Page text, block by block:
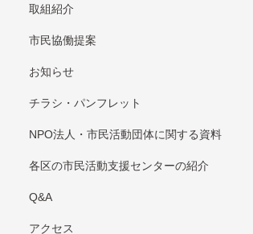
取組紹介
市⺠協働提案
お知らせ
チラシ・パンフレット
NPO法⼈・市⺠活動団体に関する資料
各区の市⺠活動⽀援センターの紹介
Q&A
アクセス